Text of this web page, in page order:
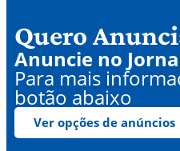
Quero
Anuncie no
Para mais
botão abaixo
Ver opções de anúncios